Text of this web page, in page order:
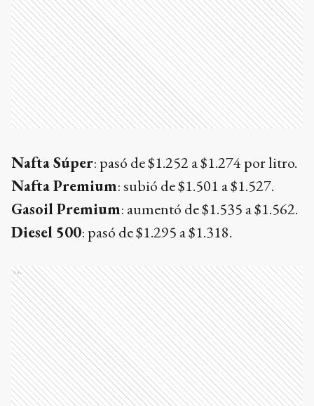
Nafta Súper: pasó de $1.252 a $1.274 por litro.
Nafta Premium: subió de $1.501 a $1.527.
Gasoil Premium: aumentó de $1.535 a $1.562.
Diesel 500: pasó de $1.295 a $1.318.
Ads